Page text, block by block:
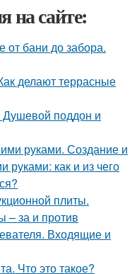
на сайте:
от бани до забора.
делают террасные
поддон и
руками. Создание и
руками: как и из чего
плиты.
– за и против
Входящие и
Что это такое?